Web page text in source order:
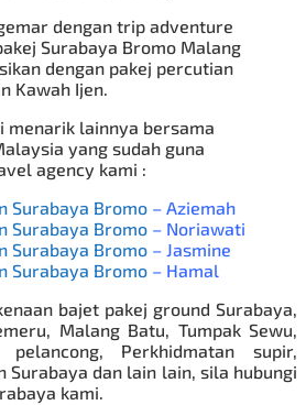
dengan trip adventure
Surabaya Bromo Malang
dengan pakej percutian
Kawah Ijen.
menarik lainnya bersama
yang sudah guna
agency kami :
Surabaya Bromo – Aziemah
Surabaya Bromo – Noriawati
Surabaya Bromo – Jasmine
Surabaya Bromo – Hamal
bajet pakej ground Surabaya,
Malang Batu, Tumpak Sewu,
pelancong, Perkhidmatan supir,
Surabaya dan lain lain, sila hubungi
kami.